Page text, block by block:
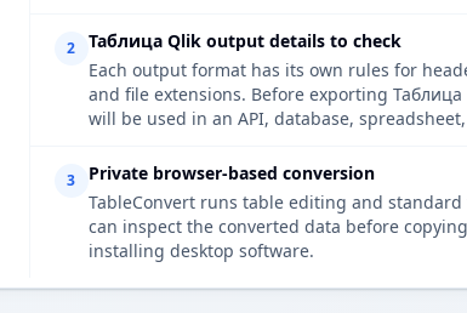
2
Таблица Qlik output details to check
Each output format has its own rules for
and file extensions. Before exporting
will be used in an API, database,
3
Private browser-based conversion
TableConvert runs table editing and
can inspect the converted data before
installing desktop software.